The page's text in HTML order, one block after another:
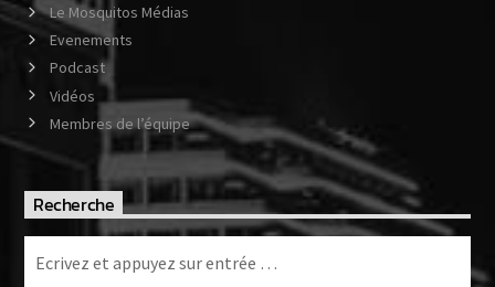
Le Mosquitos Médias
Evenements
Podcast
Vidéos
Membres de l’équipe
Recherche